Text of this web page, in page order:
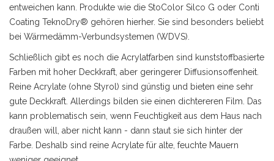
entweichen kann. Produkte wie die StoColor Silco G oder Conti
Coating TeknoDry® gehören hierher. Sie sind besonders beliebt
bei Wärmedämm-Verbundsystemen (WDVS).
Schließlich gibt es noch die Acrylatfarben sind kunststoffbasierte
Farben mit hoher Deckkraft, aber geringerer Diffusionsoffenheit
Reine Acrylate (ohne Styrol) sind günstig und bieten eine sehr
gute Deckkraft. Allerdings bilden sie einen dichtereren Film. Das
kann problematisch sein, wenn Feuchtigkeit aus dem Haus nach
draußen will, aber nicht kann - dann staut sie sich hinter der
Farbe. Deshalb sind reine Acrylate für alte, feuchte Mauern